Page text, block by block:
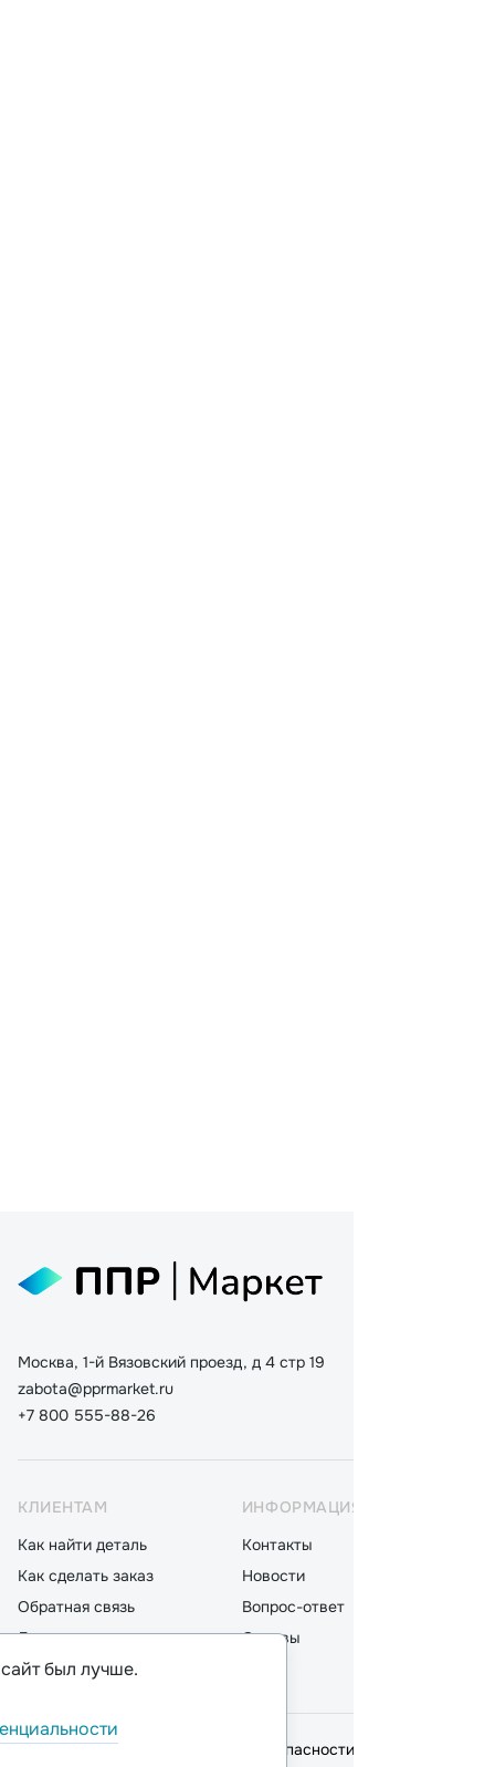
Москва, 1-й Вязовский проезд, д 4 стр 19
zabota@pprmarket.ru
+7 800 555-88-26
КЛИЕНТАМ
Как найти деталь
Как сделать заказ
Обратная связь
Доставка
Оплата
ИНФОРМАЦИЯ
Контакты
Новости
Вопрос-ответ
Отзывы
© 2026,ООО "ППР"
Политика безопасности
был лучше.